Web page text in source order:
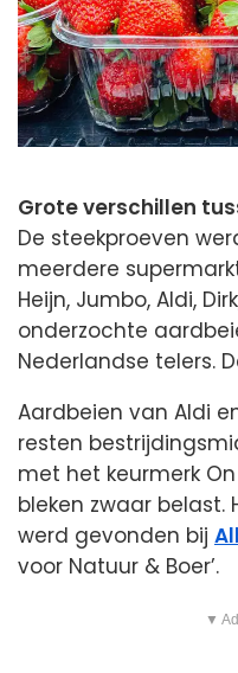
Grote verschillen
De steekproeven
meerdere
Heijn, Jumbo, Aldi,
onderzochte
Nederlandse telers.
Aardbeien van Aldi
resten
met het keurmerk
bleken zwaar belast.
werd gevonden bij
voor Natuur & Boer’.
▼